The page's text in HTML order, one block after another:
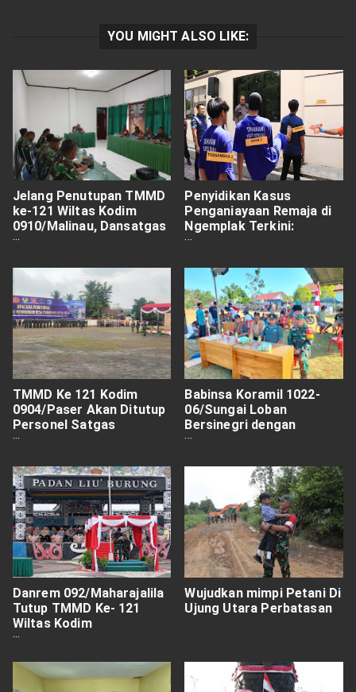
YOU MIGHT ALSO LIKE:
Jelang Penutupan TMMD
ke-121 Wiltas Kodim
0910/Malinau, Dansatgas
Pimpin Rapat Persiapan
Penyidikan Kasus
Penganiayaan Remaja di
Ngemplak Terkini:
Pemberkasan Sudah
Pelimpahan di Kejaksaan
TMMD Ke 121 Kodim
0904/Paser Akan Ditutup
Personel Satgas
Laksanakan Gladi
Babinsa Koramil 1022-
06/Sungai Loban
Bersinegri dengan
Masyarakat, Agar
Aman
Danrem 092/Maharajalila
Tutup TMMD Ke- 121
Wiltas Kodim
0910/Malinau
Wujudkan mimpi Petani Di
Ujung Utara Perbatasan